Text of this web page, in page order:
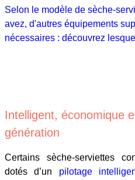
Selon le modèle de sèche-
avez, d'autres équipements
nécessaires : découvrez
Intelligent, économique
génération
Certains sèche-serviettes
dotés d’un pilotage